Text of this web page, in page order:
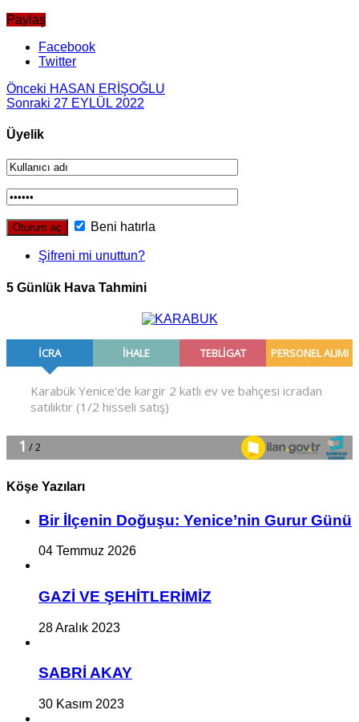
Paylaş
Facebook
Twitter
Önceki HASAN ERİŞOĞLU
Sonraki 27 EYLÜL 2022
Üyelik
Beni hatırla
Şifreni mi unuttun?
5 Günlük Hava Tahmini
Köşe Yazıları
Bir İlçe­nin Do­ğu­şu: Ye­ni­ce’nin Gurur Günü
04 Temmuz 2026
GAZİ VE ŞEHİTLERİMİZ
28 Aralık 2023
SABRİ AKAY
30 Kasım 2023